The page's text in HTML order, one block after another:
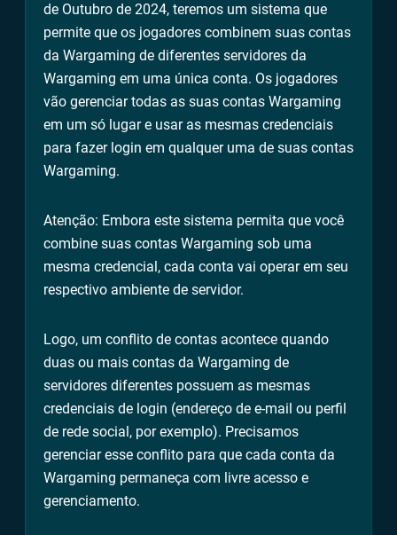
de Outubro de 2024, teremos um sistema que
permite que os jogadores combinem suas contas
da Wargaming de diferentes servidores da
Wargaming em uma única conta. Os jogadores
vão gerenciar todas as suas contas Wargaming
em um só lugar e usar as mesmas credenciais
para fazer login em qualquer uma de suas contas
Wargaming.
Atenção: Embora este sistema permita que você
combine suas contas Wargaming sob uma
mesma credencial, cada conta vai operar em seu
respectivo ambiente de servidor.
Logo, um conflito de contas acontece quando
duas ou mais contas da Wargaming de
servidores diferentes possuem as mesmas
credenciais de login (endereço de e-mail ou perfil
de rede social, por exemplo). Precisamos
gerenciar esse conflito para que cada conta da
Wargaming permaneça com livre acesso e
gerenciamento.